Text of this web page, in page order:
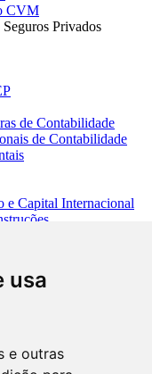
usa
e outras
CVM
Privados
de Contabilidade
de Contabilidade
Capital Internacional
Mobiliários
do SFN
Bancária
Nacional de
Cosif-e